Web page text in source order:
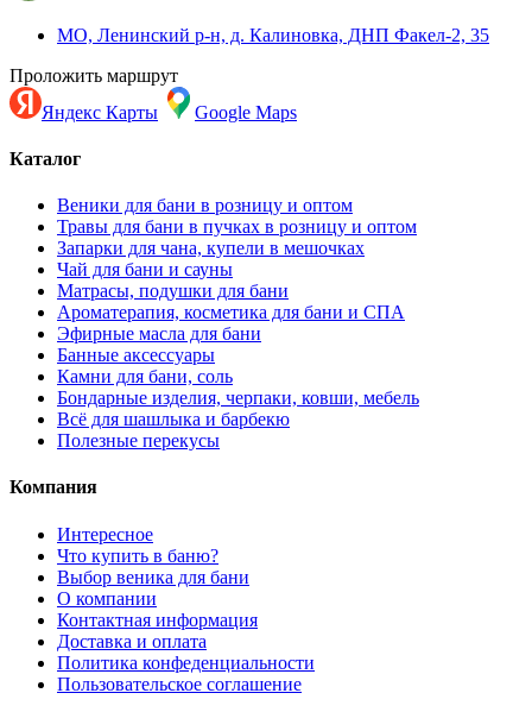
МО, Ленинский р-н, д. Калиновка, ДНП Факел-2, 35
Проложить маршрут
Яндекс Карты
Google Maps
Каталог
Веники для бани в розницу и оптом
Травы для бани в пучках в розницу и оптом
Запарки для чана, купели в мешочках
Чай для бани и сауны
Матрасы, подушки для бани
Ароматерапия, косметика для бани и СПА
Эфирные масла для бани
Банные аксессуары
Камни для бани, соль
Бондарные изделия, черпаки, ковши, мебель
Всё для шашлыка и барбекю
Полезные перекусы
Компания
Интересное
Что купить в баню?
Выбор веника для бани
О компании
Контактная информация
Доставка и оплата
Политика конфеденциальности
Пользовательское соглашение